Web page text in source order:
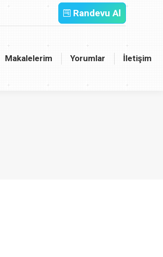
Randevu Al
Makalelerim Yorumlar İletişim
Yorumlar İletişim